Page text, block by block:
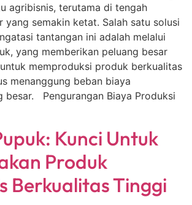
agribisnis, terutama di tengah
yang semakin ketat. Salah satu solusi
tantangan ini adalah melalui
yang memberikan peluang besar
memproduksi produk berkualitas
menanggung beban biaya
besar. Pengurangan Biaya Produksi
Kunci Untuk
Produk
Berkualitas Tinggi